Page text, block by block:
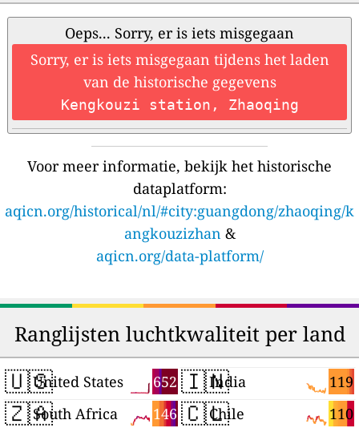
Oeps... Sorry, er is iets misgegaan
Sorry, er is iets misgegaan tijdens het laden
van de historische gegevens
Kengkouzi station, Zhaoqing
Voor meer informatie, bekijk het historische
dataplatform:
aqicn.org/historical/nl/#city:guangdong/zhaoqing/k
angkouzizhan &
aqicn.org/data-platform/
Ranglijsten luchtkwaliteit per land
🇺🇸 652
United States
🇿🇦 146
South Africa
🇮🇳 119
India
🇨🇱 110
Chile